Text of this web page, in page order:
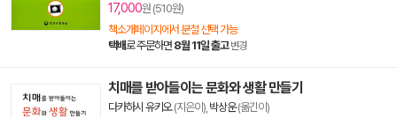
17,000원 (510원)
책소개페이지에서 분철 선택 가능
택배로 주문하면 8월 11일 출고 변경
치매를 받아들이는 문화와 생활 만들기
다카하시 유키오(지은이), 박상운(옮긴이)